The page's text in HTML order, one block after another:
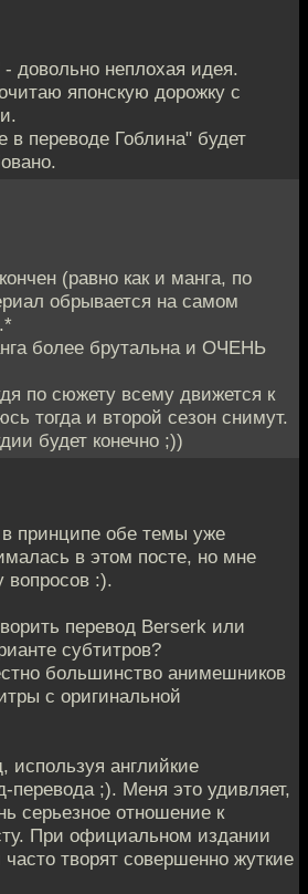
довольно неплохая идея.
японскую дорожку с
переводе Гоблина" будет
(равно как и манга, по
обрывается на самом
более брутальна и ОЧЕНЬ
по сюжету всему движется к
тогда и второй сезон снимут.
будет конечно ;))
принципе обе темы уже
в этом посте, но мне
вопросов :).
перевод Berserk или
субтитров?
большинство анимешников
с оригинальной
используя английкие
перевода ;). Меня это удивляет,
серьезное отношение к
При официальном издании
творят совершенно жуткие